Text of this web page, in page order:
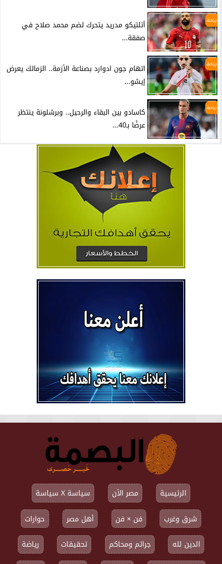
رياضة
أتلتيكو مدريد يتحرك لضم محمد صلاح في
صفقة...
رياضة
اتهام جون ادوارد بصناعة الأزمة.. الزمالك يعرض
إيشو...
رياضة
كاسادو بين البقاء والرحيل.. وبرشلونة ينتظر
عرضًا بـ40...
الرئيسية مصر الآن
سياسة X سياسة
شرق وغرب
فن × فن أهل مصر
حوارات
الدين لله
جرائم ومحاكم تحقيقات
رياضة